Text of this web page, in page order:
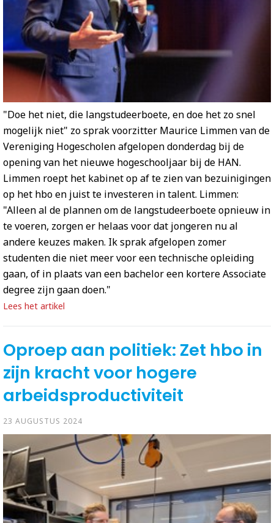
"Doe het niet, die langstudeerboete, en doe het zo snel
mogelijk niet" zo sprak voorzitter Maurice Limmen van de
Vereniging Hogescholen afgelopen donderdag bij de
opening van het nieuwe hogeschooljaar bij de HAN.
Limmen roept het kabinet op af te zien van bezuinigingen
op het hbo en juist te investeren in talent. Limmen:
"Alleen al de plannen om de langstudeerboete opnieuw in
te voeren, zorgen er helaas voor dat jongeren nu al
andere keuzes maken. Ik sprak afgelopen zomer
studenten die niet meer voor een technische opleiding
gaan, of in plaats van een bachelor een kortere Associate
degree zijn gaan doen."
Lees het artikel
Oproep aan politiek: Zet hbo in
zijn kracht voor hogere
arbeidsproductiviteit
23 AUGUSTUS 2024